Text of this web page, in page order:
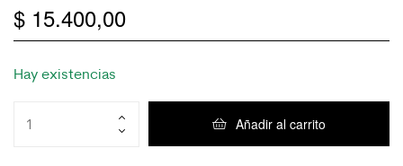
$ 15.400,00
Hay existencias
Añadir al carrito